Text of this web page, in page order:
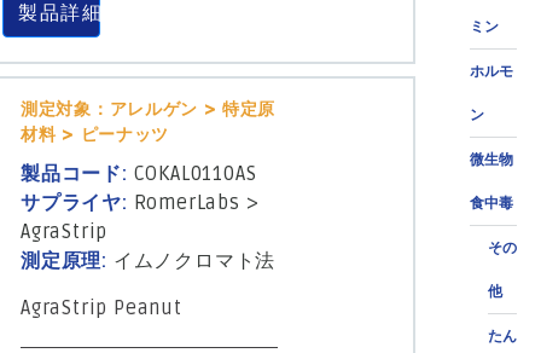
ミン
ホルモ
ン
微生物
食中毒
その
他
たん
製品詳細
測定対象：アレルゲン > 特定原
材料 > ピーナッツ
製品コード: COKAL0110AS
サプライヤ: RomerLabs >
AgraStrip
測定原理: イムノクロマト法
AgraStrip Peanut